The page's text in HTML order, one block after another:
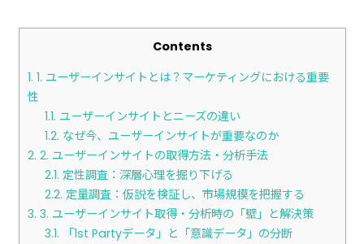
Contents
1. 1. ユーザーインサイトとは？マーケティングにおける重要
性
1.1. ユーザーインサイトとニーズの違い
1.2. なぜ今、ユーザーインサイトが重要なのか
2. 2. ユーザーインサイトの取得方法・分析手法
2.1. 定性調査：深層心理を掘り下げる
2.2. 定量調査：仮説を検証し、市場規模を把握する
3. 3. ユーザーインサイト取得・分析時の「壁」と解決策
3.1. 「1st Partyデータ」と「意識データ」の分断